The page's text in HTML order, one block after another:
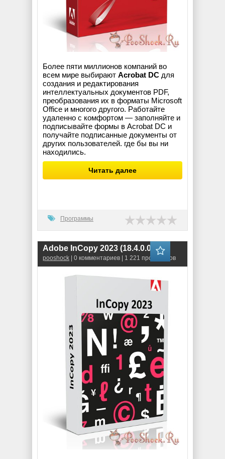
Более пяти миллионов компаний во
всем мире выбирают Acrobat DC для
создания и редактирования
интеллектуальных документов PDF,
преобразования их в форматы Microsoft
Office и многого другого. Работайте
удаленно с комфортом — заполняйте и
подписывайте формы в Acrobat DC и
получайте подписанные документы от
других пользователей. где бы вы ни
находились.
Читать далее
Программы
Adobe InCopy 2023 (18.4.0.056)
pooshock | 0 комментариев | 1 221 просмотров